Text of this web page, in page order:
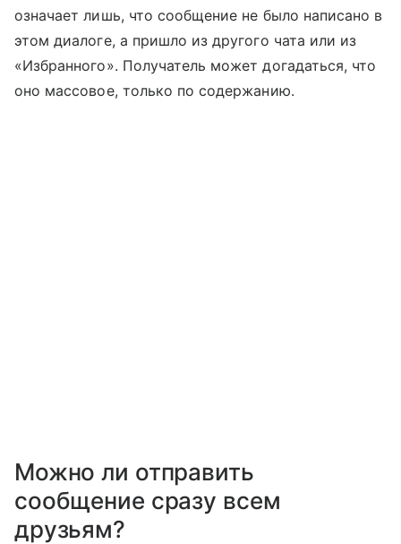
означает лишь, что сообщение не было написано в
этом диалоге, а пришло из другого чата или из
«Избранного». Получатель может догадаться, что
оно массовое, только по содержанию.
Можно ли отправить
сообщение сразу всем
друзьям?